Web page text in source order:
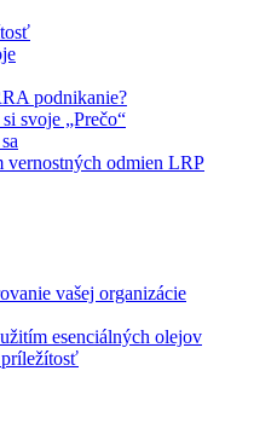
podnikanie?
svoje „Prečo“
vernostných odmien LRP
vašej organizácie
esenciálných olejov